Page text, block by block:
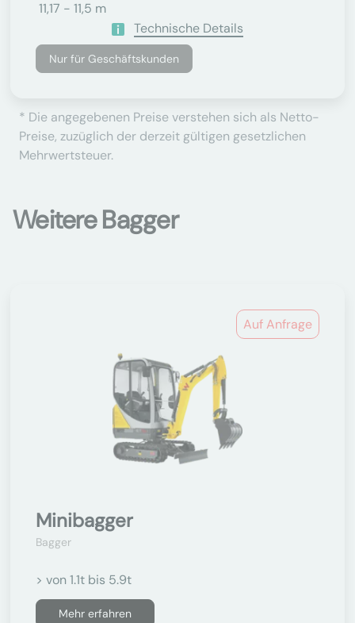
11,17 - 11,5 m
Technische Details
Nur für Geschäftskunden
* Die angegebenen Preise verstehen sich als Netto-
Preise, zuzüglich der derzeit gültigen gesetzlichen
Mehrwertsteuer.
Weitere Bagger
Auf Anfrage
Minibagger
Bagger
> von 1.1t bis 5.9t
Mehr erfahren